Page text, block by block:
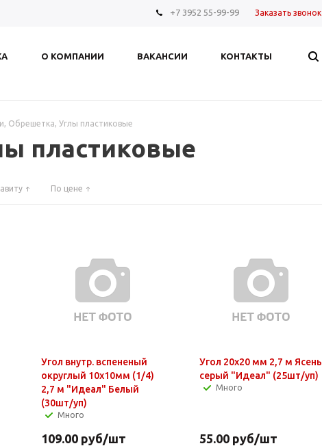
+7 3952 55-99-99 Заказать звонок
О КОМПАНИИ ВАКАНСИИ КОНТАКТЫ
Обрешетка, Углы пластиковые
пластиковые
По цене
Угол внутр. вспененый
округлый 10х10мм (1/4)
2,7 м "Идеал" Белый
(30шт/уп)
Много
109.00руб/шт
Угол 20х20 мм 2,7 м Ясень
серый "Идеал" (25шт/уп)
Много
55.00 руб/шт